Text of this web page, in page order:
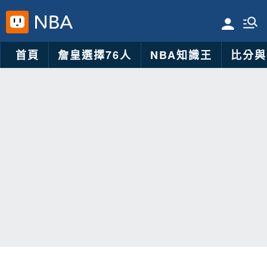
首頁 詹皇選擇76人 NBA知識王 比分